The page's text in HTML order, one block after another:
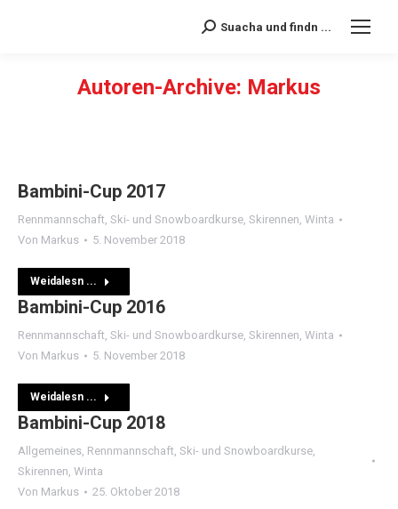
Search:Suacha und findn ...
Autoren-Archive: Markus
Bambini-Cup 2017
Rennmannschaft, Ski- und Snowboardkurse, Skirennen, Winta
Von Markus 5. November 2018
Weidalesn ...
Bambini-Cup 2016
Rennmannschaft, Ski- und Snowboardkurse, Skirennen, Winta
Von Markus 5. November 2018
Weidalesn ...
Bambini-Cup 2018
Allgemeines, Rennmannschaft, Ski- und Snowboardkurse,
Skirennen, Winta
Von Markus 25. Oktober 2018